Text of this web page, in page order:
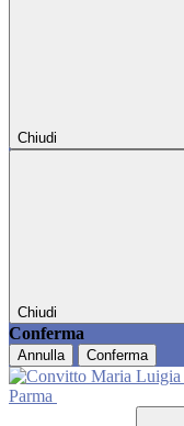
Chiudi
Chiudi
Conferma
Annulla Conferma
Parma